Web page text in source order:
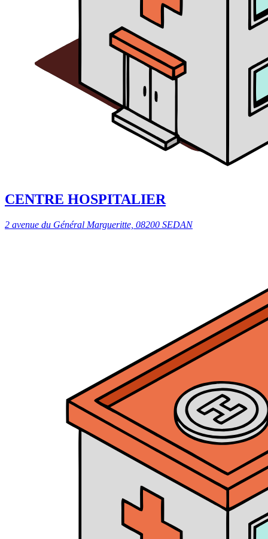
CENTRE HOSPITALIER
2 avenue du Général Margueritte, 08200 SEDAN